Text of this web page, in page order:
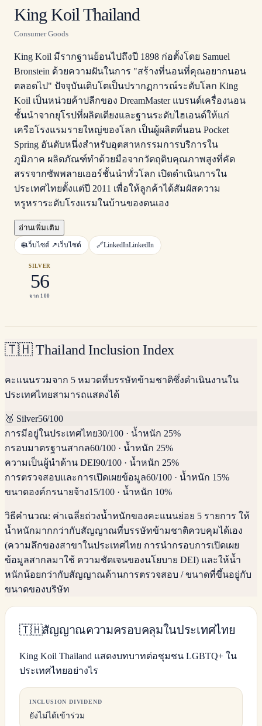
King Koil Thailand
Consumer Goods
King Koil มีรากฐานย้อนไปถึงปี 1898 ก่อตั้งโดย Samuel
Bronstein ด้วยความฝันในการ "สร้างที่นอนที่คุณอยากนอน
ตลอดไป" ปัจจุบันเติบโตเป็นปรากฏการณ์ระดับโลก King
Koil เป็นหน่วยค้าปลีกของ DreamMaster แบรนด์เครื่องนอน
ชั้นนำจากยุโรปที่ผลิตเตียงและฐานระดับไฮเอนด์ให้แก่
เครือโรงแรมรายใหญ่ของโลก เป็นผู้ผลิตที่นอน Pocket
Spring อันดับหนึ่งสำหรับอุตสาหกรรมการบริการใน
ภูมิภาค ผลิตภัณฑ์ทำด้วยมือจากวัตถุดิบคุณภาพสูงที่คัด
สรรจากซัพพลายเออร์ชั้นนำทั่วโลก เปิดดำเนินการใน
ประเทศไทยตั้งแต่ปี 2011 เพื่อให้ลูกค้าได้สัมผัสความ
หรูหราระดับโรงแรมในบ้านของตนเอง
อ่านเพิ่มเติม
🌐เว็บไซต์ ↗เว็บไซต์ 🔗LinkedInLinkedIn
SILVER
56
จาก 100
🇹🇭 Thailand Inclusion Index
คะแนนรวมจาก 5 หมวดที่บรรษัทข้ามชาติซึ่งดำเนินงานใน
ประเทศไทยสามารถแสดงได้
🥈 Silver56/100
การมีอยู่ในประเทศไทย30/100 · น้ำหนัก 25%
กรอบมาตรฐานสากล60/100 · น้ำหนัก 25%
ความเป็นผู้นำด้าน DEI90/100 · น้ำหนัก 25%
การตรวจสอบและการเปิดเผยข้อมูล60/100 · น้ำหนัก 15%
ขนาดองค์กรนายจ้าง15/100 · น้ำหนัก 10%
วิธีคำนวณ: ค่าเฉลี่ยถ่วงน้ำหนักของคะแนนย่อย 5 รายการ ให้
น้ำหนักมากกว่ากับสัญญาณที่บรรษัทข้ามชาติควบคุมได้เอง
(ความลึกของสาขาในประเทศไทย การนำกรอบการเปิดเผย
ข้อมูลสากลมาใช้ ความชัดเจนของนโยบาย DEI) และให้น้ำ
หนักน้อยกว่ากับสัญญาณด้านการตรวจสอบ / ขนาดที่ขึ้นอยู่กับ
ขนาดของบริษัท
🇹🇭สัญญาณความครอบคลุมในประเทศไทย
King Koil Thailand แสดงบทบาทต่อชุมชน LGBTQ+ ใน
ประเทศไทยอย่างไร
INCLUSION DIVIDEND
ยังไม่ได้เข้าร่วม